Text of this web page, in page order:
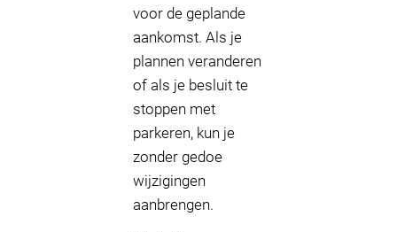
voor de geplande
aankomst. Als je
plannen veranderen
of als je besluit te
stoppen met
parkeren, kun je
zonder gedoe
wijzigingen
aanbrengen.